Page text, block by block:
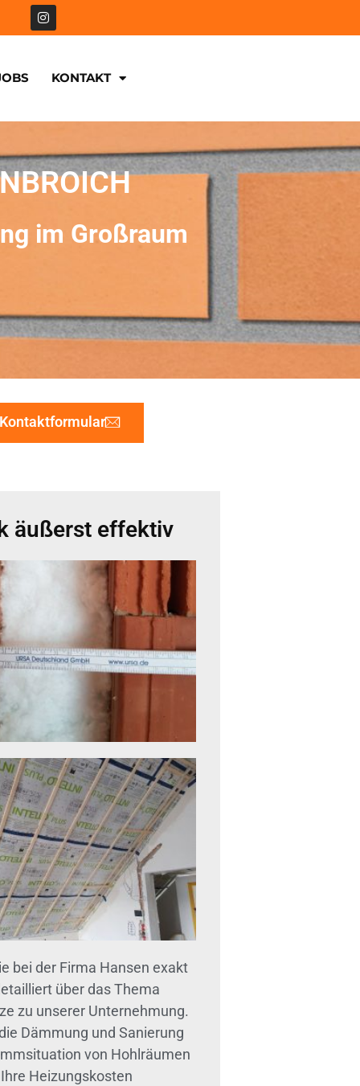
KONTAKT
im Großraum
Kontaktformular
äußerst effektiv
bei der Firma Hansen exakt
über das Thema
zu unserer Unternehmung.
Dämmung und Sanierung
von Hohlräumen
Heizungskosten